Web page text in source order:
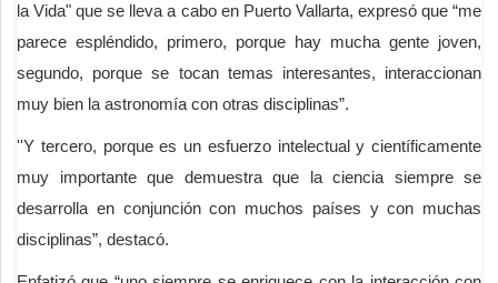
la Vida" que se lleva a cabo en Puerto Vallarta, expresó que “me
parece espléndido, primero, porque hay mucha gente joven,
segundo, porque se tocan temas interesantes, interaccionan
muy bien la astronomía con otras disciplinas”.
''Y tercero, porque es un esfuerzo intelectual y científicamente
muy importante que demuestra que la ciencia siempre se
desarrolla en conjunción con muchos países y con muchas
disciplinas”, destacó.